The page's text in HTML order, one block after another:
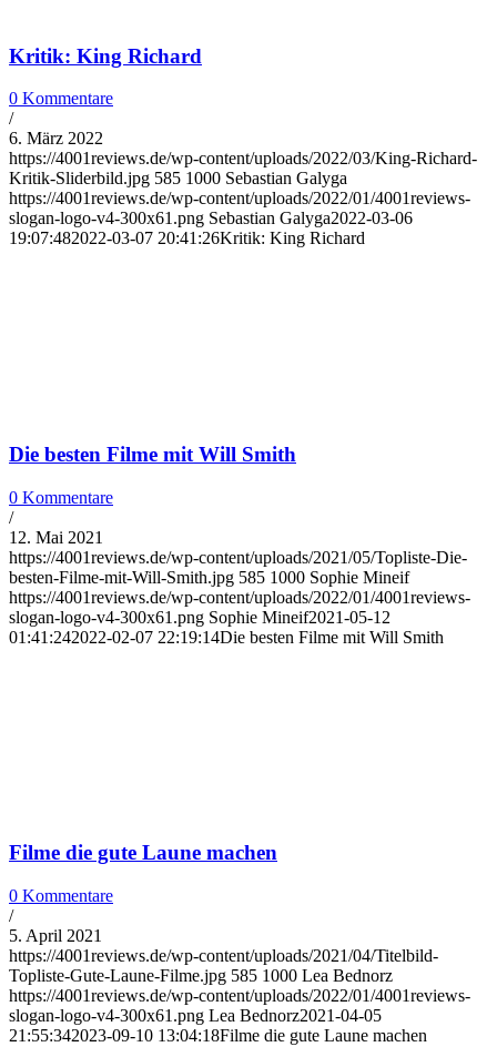
Kritik: King Richard
0 Kommentare
/
6. März 2022
https://4001reviews.de/wp-content/uploads/2022/03/King-Richard-
Kritik-Sliderbild.jpg 585 1000 Sebastian Galyga
https://4001reviews.de/wp-content/uploads/2022/01/4001reviews-
slogan-logo-v4-300x61.png Sebastian Galyga2022-03-06
19:07:482022-03-07 20:41:26Kritik: King Richard
Die besten Filme mit Will Smith
0 Kommentare
/
12. Mai 2021
https://4001reviews.de/wp-content/uploads/2021/05/Topliste-Die-
besten-Filme-mit-Will-Smith.jpg 585 1000 Sophie Mineif
https://4001reviews.de/wp-content/uploads/2022/01/4001reviews-
slogan-logo-v4-300x61.png Sophie Mineif2021-05-12
01:41:242022-02-07 22:19:14Die besten Filme mit Will Smith
Filme die gute Laune machen
0 Kommentare
/
5. April 2021
https://4001reviews.de/wp-content/uploads/2021/04/Titelbild-
Topliste-Gute-Laune-Filme.jpg 585 1000 Lea Bednorz
https://4001reviews.de/wp-content/uploads/2022/01/4001reviews-
slogan-logo-v4-300x61.png Lea Bednorz2021-04-05
21:55:342023-09-10 13:04:18Filme die gute Laune machen